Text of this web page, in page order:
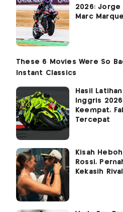
2026: Jorge
Marc
Hasil
Inggris
Keempat,
Tercepat
Kisah
Rossi,
Kekasih